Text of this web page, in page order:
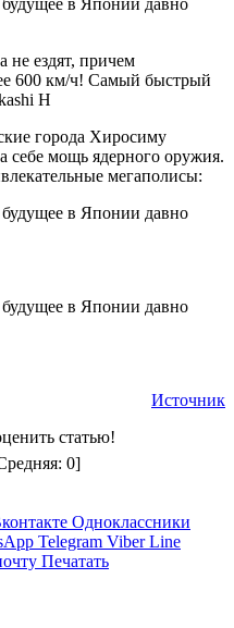
не ездят, причем
600 км/ч! Самый быстрый
H
города Хиросиму
себе мощь ядерного оружия.
мегаполисы:
Источник
статью!
0]
Одноклассники
Telegram Viber Line
Печатать